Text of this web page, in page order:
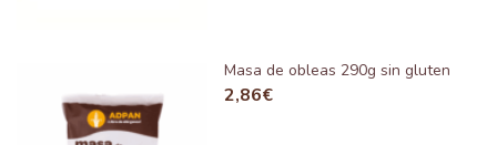
Masa de obleas 290g sin gluten
2,86€